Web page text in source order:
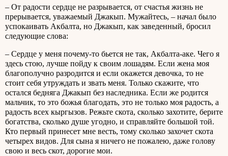
– От радости сердце не разрывается, от счастья жизнь не
прерывается, уважаемый Джакып. Мужайтесь, – начал было
успокаивать Акбалта, но Джакып, как заведенный, бросил
следующие слова:
– Сердце у меня почему-то бьется не так, Акбалта-аке. Чего я
здесь стою, лучше пойду к своим лошадям. Если жена моя
благополучно разродится и если окажется девочка, то не
стоит себя утруждать и звать меня. Только скажите, что
остался бедняга Джакып без наследника. Если же родится
мальчик, то это божья благодать, это не только моя радость, а
радость всех кыргызов. Режьте скота, сколько захотите, берите
богатства, сколько душе угодно, и справляйте большой той.
Кто первый принесет мне весть, тому сколько захочет скота
четырех видов. Для сына я ничего не пожалею, даже голову
свою и весь скот, дорогие мои.